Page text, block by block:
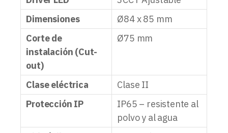
Dimensiones
Ø84 x 85 mm
Corte de
instalación (Cut-
out)
Ø75 mm
Clase eléctrica
Clase II
Protección IP
IP65 – resistente al
polvo y al agua